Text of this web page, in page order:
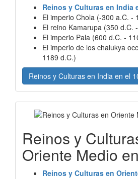
Reinos y Culturas en India
El imperio Chola (-300 a.C. -
El reino Kamarupa (350 d.C.
El imperio Pala (600 d.C. -
El imperio de los chalukya
1189 d.C.)
Reinos y Culturas en India en el
Reinos y
Oriente Medio
Reinos y Culturas en